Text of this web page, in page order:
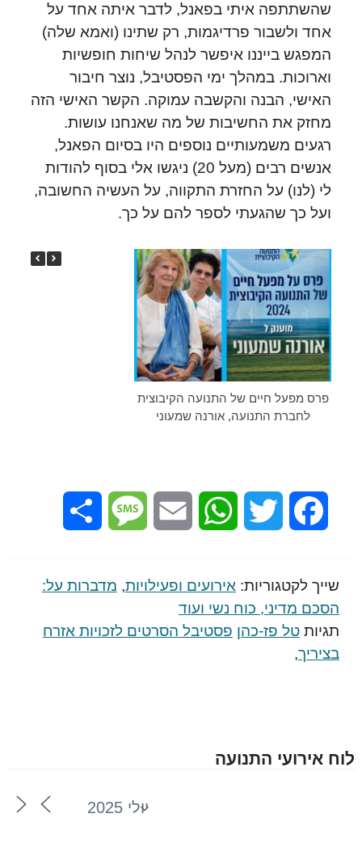
שהשתתפה איתי בפאנל, לדבר איתה אחד על
אחד ולשבור פרדיגמות, רק שתינו (ואמא שלה)
המפגש בייננו איפשר לנהל שיחות חופשיות
וארוכות. במהלך ימי הפסטיבל, נוצר חיבור
האישי, הבנה והקשבה עמוקה. הקשר האישי הזה
מחזק את החשיבות של מה שאנחנו עושות.
רגעים משמעותיים נוספים היו בסיום הפאנל,
אנשים רבים (מעל 20) ניגשו אלי בסוף להודות
לי (לנו) על החזרת התקווה, על העשיה החשובה,
ועל כך שהגעתי לספר להם על כך.
פרס מפעל חיים של התנועה הקיבוצית
לחברת התנועה, אורנה שמעוני
Facebook
Twitter
WhatsApp
Email
Message
שייך לקטגוריות: אירועים ופעילויות, מדברות על:
הסכם מדיני, כוח נשי ועוד
תגיותטל פז-כהן פסטיבל הסרטים לזכויות אזרח
בציריך,
לוח אירועי התנועה